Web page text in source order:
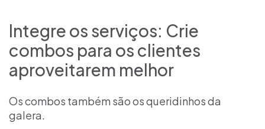
Integre os serviços: Crie
combos para os clientes
aproveitarem melhor
Os combos também são os queridinhos da
galera.